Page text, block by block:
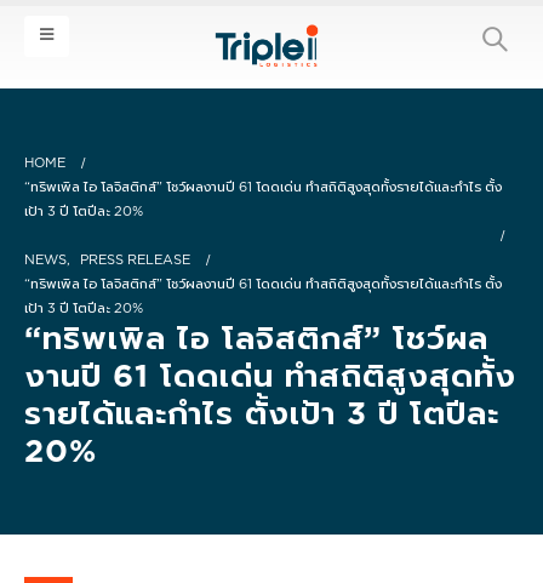
HOME
“ทริพเพิล ไอ โลจิสติกส์” โชว์ผลงานปี 61 โดดเด่น ทำสถิติสูงสุดทั้งรายได้และกำไร ตั้ง
เป้า 3 ปี โตปีละ 20%
NEWS,
PRESS RELEASE
“ทริพเพิล ไอ โลจิสติกส์” โชว์ผลงานปี 61 โดดเด่น ทำสถิติสูงสุดทั้งรายได้และกำไร ตั้ง
เป้า 3 ปี โตปีละ 20%
“ทริพเพิล ไอ โลจิสติกส์” โชว์ผล
งานปี 61 โดดเด่น ทำสถิติสูงสุดทั้ง
รายได้และกำไร ตั้งเป้า 3 ปี โตปีละ
20%